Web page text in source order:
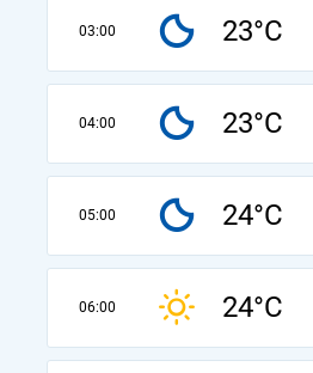
03:00 23°C
04:00 23°C
05:00 24°C
06:00 24°C